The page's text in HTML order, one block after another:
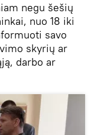
negu šešių
nuo 18 iki
savo
skyrių ar
darbo ar